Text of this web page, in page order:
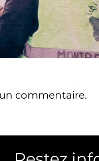
commentaire.